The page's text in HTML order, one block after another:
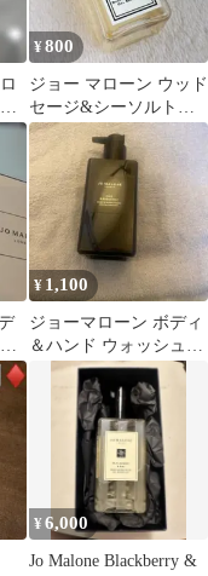
リ
¥800
ジョー マローン ウッド
セージ&シーソルトボ
ディ&ハンドウォッシ
ュ ボディソープ
¥ 1,100
ジョーマローン ボディ
＆ハンド ウォッシュ
250ml 空ボトル
¥6,000
Jo Malone Blackberry &